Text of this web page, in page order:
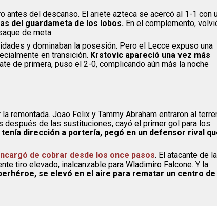
antes del descanso. El ariete azteca se acercó al 1-1 con
del guardameta de los lobos. En el complemento,
de meta.
y dominaban la posesión. Pero el Lecce expuso una
en transición. Krstovic apareció una vez más
de primera, puso el 2-0, complicando aún más la noche
remontada. Joao Felix y Tammy Abraham entraron al
después de las sustituciones, cayó el primer gol para los
dirección a portería, pegó en un defensor rival
de cobrar desde los once pasos. El atacante de la
tiro elevado, inalcanzable para Wladimiro Falcone. Y la
se elevó en el aire para rematar un centro de